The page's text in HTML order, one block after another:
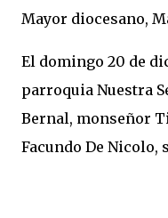
Mayor diocesano,
El domingo 20 de
parroquia Nuestra
Bernal, monseñor
Facundo De Nicolo,